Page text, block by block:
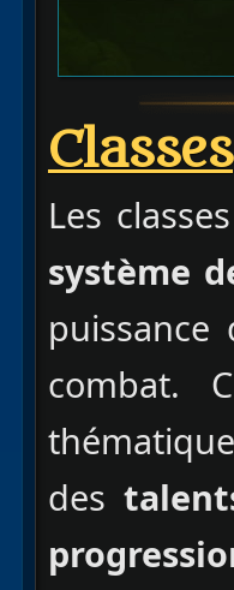
Classes
Les
système
combat.
des